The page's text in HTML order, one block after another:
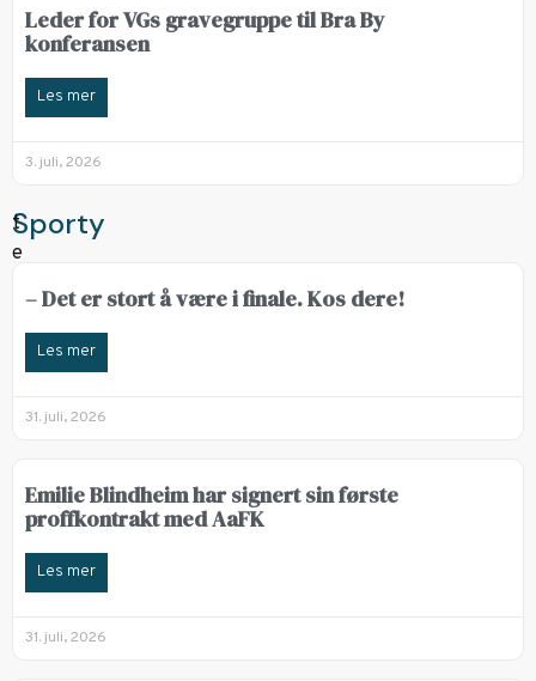
Leder for VGs gravegruppe til Bra By
konferansen
Les mer
3. juli, 2026
Sporty
– Det er stort å være i finale. Kos dere!
Les mer
31. juli, 2026
Emilie Blindheim har signert sin første
proffkontrakt med AaFK
Les mer
31. juli, 2026